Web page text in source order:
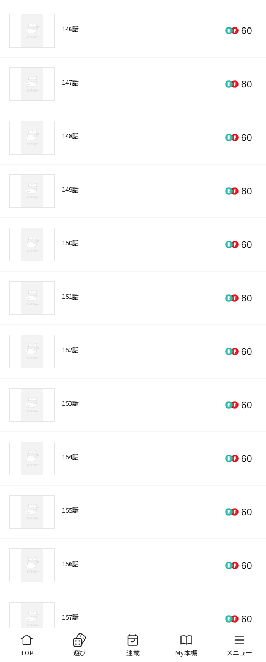
146話 60
147話 60
148話 60
149話 60
150話 60
151話 60
152話 60
153話 60
154話 60
155話 60
156話 60
157話 60
TOP 遊び 連載 My本棚 メニュー